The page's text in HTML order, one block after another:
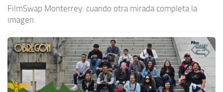
FilmSwap Monterrey: cuando otra mirada completa la
imagen